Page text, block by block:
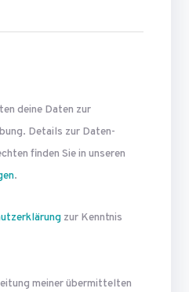
deine Daten zur
Details zur Daten­
finden Sie in unseren
.
zur Kenntnis
meiner übermittelten